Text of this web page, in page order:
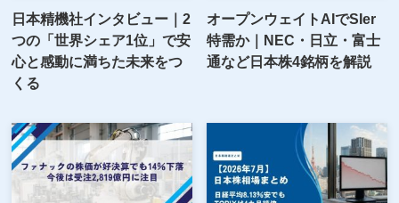
日本精機社インタビュー｜2
つの「世界シェア1位」で安
心と感動に満ちた未来をつ
くる
オープンウェイトAIでSIer
特需か｜NEC・日立・富士
通など日本株4銘柄を解説